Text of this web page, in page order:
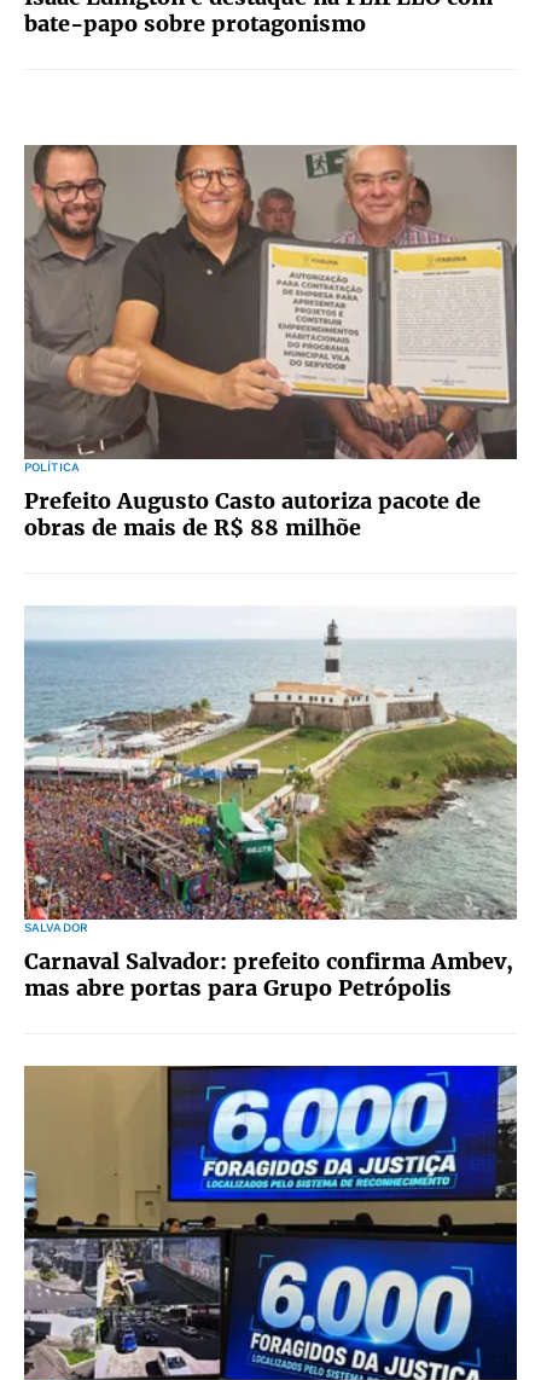
bate-papo sobre protagonismo
POLÍTICA
Prefeito Augusto Casto autoriza pacote de
obras de mais de R$ 88 milhõe
SALVADOR
Carnaval Salvador: prefeito confirma Ambev,
mas abre portas para Grupo Petrópolis